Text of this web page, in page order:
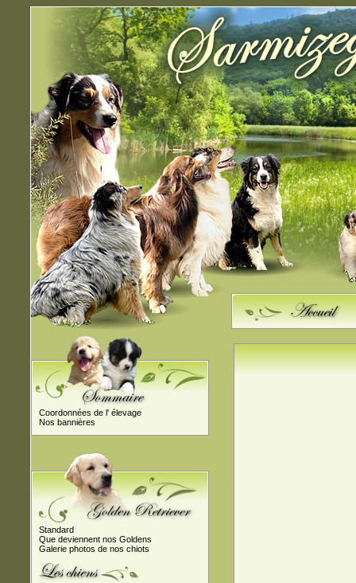
Coordonnées de l' élevage
Nos bannières
Standard
Que deviennent nos Goldens
Galerie photos de nos chiots